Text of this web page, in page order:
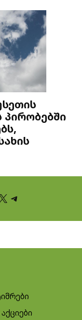
პირობებში
Telegram